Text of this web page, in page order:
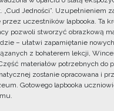
„Cud Jedności”. Uzupełnieniem
uczestników lapbooka. Ta
pozwoli stworzyć obrazkową
– ułatwi zapamiętanie
z bohaterem lekcji,
materiałów potrzebnych do
zostanie opracowana i
Gotowego lapbooka